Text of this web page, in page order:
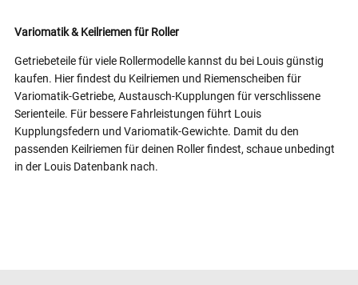
Variomatik & Keilriemen für Roller
Getriebeteile für viele Rollermodelle kannst du bei Louis günstig
kaufen. Hier findest du Keilriemen und Riemenscheiben für
Variomatik-Getriebe, Austausch-Kupplungen für verschlissene
Serienteile. Für bessere Fahrleistungen führt Louis
Kupplungsfedern und Variomatik-Gewichte. Damit du den
passenden Keilriemen für deinen Roller findest, schaue unbedingt
in der Louis Datenbank nach.